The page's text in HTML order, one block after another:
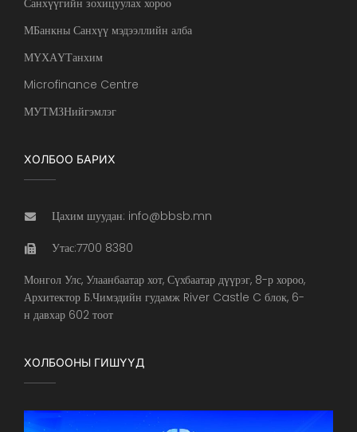
Санхүүгийн зохицуулах хороо
МБанкны Санхүү мэдээллийн алба
МҮХАҮТанхим
Microfinance Centre
МУТМЗНийгэмлэг
ХОЛБОО БАРИХ
Цахим шуудан: info@bbsb.mn
Утас:7700 8380
Монгол Улс, Улаанбаатар хот, Сүхбаатар дүүрэг, 8-р хороо,
Архитектор Б.Чимэдийн гудамж River Castle C блок, 6-
н давхар 602 тоот
ХОЛБООНЫ ГИШҮҮД